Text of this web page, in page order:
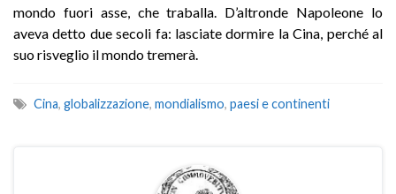
mondo fuori asse, che traballa. D’altronde Napoleone lo
aveva detto due secoli fa: lasciate dormire la Cina, perché al
suo risveglio il mondo tremerà.
Cina, globalizzazione, mondialismo, paesi e continenti